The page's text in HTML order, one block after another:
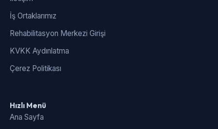
İş Ortaklarımız
Rehabilitasyon Merkezi Girişi
KVKK Aydınlatma
Çerez Politikası
Hızlı Menü
Ana Sayfa